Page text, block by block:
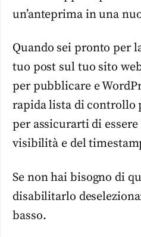
un’anteprima in una
Quando sei pronto per
tuo post sul tuo sito
per pubblicare e
rapida lista di controllo
per assicurarti di
visibilità e del
Se non hai bisogno di
disabilitarlo
basso.